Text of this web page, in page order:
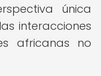
única
interacciones
africanas no